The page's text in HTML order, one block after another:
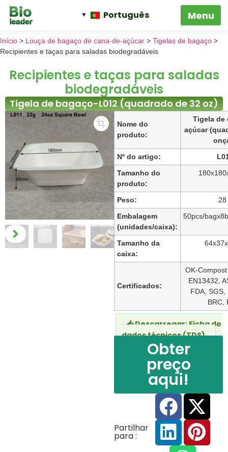
Português
Início > Louça de bagaço de cana-de-açúcar > Tigelas de bagaço >
Recipientes e taças para saladas biodegradáveis
Recipientes e taças para saladas
biodegradáveis
Tigela de bagaço-L012 (quadrado de 32 oz)
Nome do
produto:
Tigela de
açúcar
Nº do artigo:
Tamanho do
produto:
Peso:
28
Embalagem
(unidades/caixa):
50pcs/
Tamanho da
caixa:
Certificados:
OK-
EN13432,
FDA, SGS,
BRC,
📥 Descarregar: Ficha de
dados técnicos (TDS)
Obter
preço
aqui!
Partilhar
para :